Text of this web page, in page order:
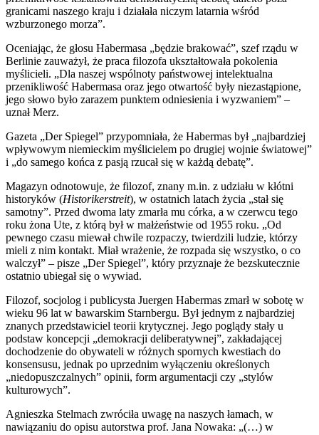
granicami naszego kraju i działała niczym latarnia wśród
wzburzonego morza”.
Oceniając, że głosu Habermasa „będzie brakować”, szef rządu w
Berlinie zauważył, że praca filozofa ukształtowała pokolenia
myślicieli. „Dla naszej wspólnoty państwowej intelektualna
przenikliwość Habermasa oraz jego otwartość były niezastąpione,
jego słowo było zarazem punktem odniesienia i wyzwaniem” –
uznał Merz.
Gazeta „Der Spiegel” przypomniała, że Habermas był „najbardziej
wpływowym niemieckim myślicielem po drugiej wojnie światowej”
i „do samego końca z pasją rzucał się w każdą debatę”.
Magazyn odnotowuje, że filozof, znany m.in. z udziału w kłótni
historyków (Historikerstreit), w ostatnich latach życia „stał się
samotny”. Przed dwoma laty zmarła mu córka, a w czerwcu tego
roku żona Ute, z którą był w małżeństwie od 1955 roku. „Od
pewnego czasu miewał chwile rozpaczy, twierdzili ludzie, którzy
mieli z nim kontakt. Miał wrażenie, że rozpada się wszystko, o co
walczył” – pisze „Der Spiegel”, który przyznaje że bezskutecznie
ostatnio ubiegał się o wywiad.
Filozof, socjolog i publicysta Juergen Habermas zmarł w sobotę w
wieku 96 lat w bawarskim Starnbergu. Był jednym z najbardziej
znanych przedstawiciel teorii krytycznej. Jego poglądy stały u
podstaw koncepcji „demokracji deliberatywnej”, zakładającej
dochodzenie do obywateli w różnych spornych kwestiach do
konsensusu, jednak po uprzednim wyłączeniu określonych
„niedopuszczalnych” opinii, form argumentacji czy „stylów
kulturowych”.
Agnieszka Stelmach zwróciła uwagę na naszych łamach, w
nawiązaniu do opisu autorstwa prof. Jana Nowaka: „(…) w